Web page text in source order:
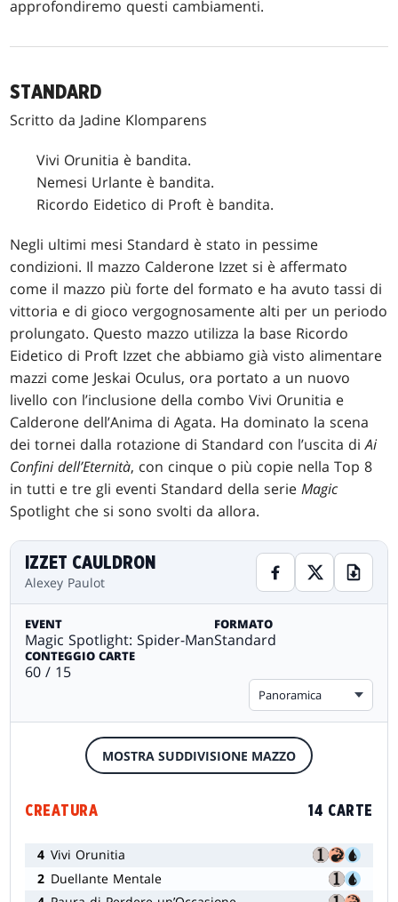
approfondiremo questi cambiamenti.
STANDARD
Scritto da Jadine Klomparens
Vivi Orunitia è bandita.
Nemesi Urlante è bandita.
Ricordo Eidetico di Proft è bandita.
Negli ultimi mesi Standard è stato in pessime
condizioni. Il mazzo Calderone Izzet si è affermato
come il mazzo più forte del formato e ha avuto tassi di
vittoria e di gioco vergognosamente alti per un periodo
prolungato. Questo mazzo utilizza la base Ricordo
Eidetico di Proft Izzet che abbiamo già visto alimentare
mazzi come Jeskai Oculus, ora portato a un nuovo
livello con l’inclusione della combo Vivi Orunitia e
Calderone dell’Anima di Agata. Ha dominato la scena
dei tornei dalla rotazione di Standard con l’uscita diAi
Confini dell’Eternità, con cinque o più copie nella Top 8
in tutti e tre gli eventi Standard della serieMagic
Spotlight che si sono svolti da allora.
IZZET CAULDRON
Alexey Paulot
EVENT
Magic Spotlight: Spider-Man
FORMATO
Standard
CONTEGGIO CARTE
60 / 15
Panoramica
MOSTRA SUDDIVISIONE MAZZO
CREATURA 14 CARTE
4 Vivi Orunitia
2 Duellante Mentale